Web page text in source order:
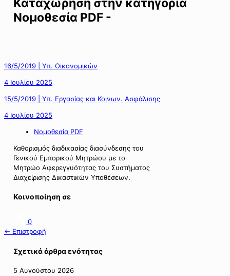
Καταχώρηση στην κατηγορία
Νομοθεσία PDF -
16/5/2019 | Υπ. Οικονομικών
4 Ιουλίου 2025
15/5/2019 | Υπ. Εργασίας και Κοινων. Ασφάλισης
4 Ιουλίου 2025
Νομοθεσία PDF
Καθορισμός διαδικασίας διασύνδεσης του
Γενικού Εμπορικού Μητρώου με το
Μητρώο Αφερεγγυότητας του Συστήματος
Διαχείρισης Δικαστικών Υποθέσεων.
Κοινοποίηση σε
0
← Επιστροφή
Σχετικά άρθρα ενότητας
5 Αυγούστου 2026